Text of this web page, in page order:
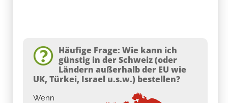
Häufige Frage: Wie kann ich
günstig in der Schweiz (oder
Ländern außerhalb der EU wie
UK, Türkei, Israel u.s.w.) bestellen?
Wenn